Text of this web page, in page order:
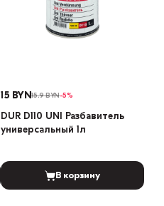
15 BYN15.9 BYN-5%
DUR D110 UNI Разбавитель
универсальный 1л
В корзину